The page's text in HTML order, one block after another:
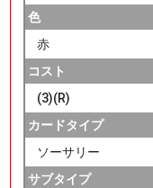
色
赤
コスト
(3)(R)
カードタイプ
ソーサリー
サブタイプ